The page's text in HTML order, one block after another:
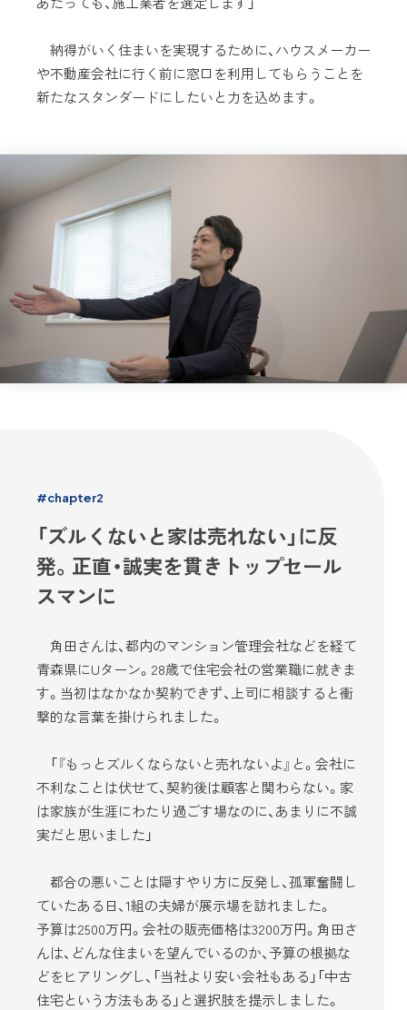
納得がいく住まいを実現するために、ハウスメーカー
や不動産会社に行く前に窓口を利用してもらうことを
新たなスタンダードにしたいと力を込めます。
#chapter2
「ズルくないと家は売れない」に反
発。正直・誠実を貫きトップセール
スマンに
角田さんは、都内のマンション管理会社などを経て
青森県にUターン。28歳で住宅会社の営業職に就きま
す。当初はなかなか契約できず、上司に相談すると衝
撃的な言葉を掛けられました。
「『もっとズルくならないと売れないよ』と。会社に
不利なことは伏せて、契約後は顧客と関わらない。家
は家族が生涯にわたり過ごす場なのに、あまりに不誠
実だと思いました」
都合の悪いことは隠すやり方に反発し、孤軍奮闘し
ていたある日、1組の夫婦が展示場を訪れました。
予算は2500万円。会社の販売価格は3200万円。角田さ
んは、どんな住まいを望んでいるのか、予算の根拠な
どをヒアリングし、「当社より安い会社もある」「中古
住宅という方法もある」と選択肢を提示しました。